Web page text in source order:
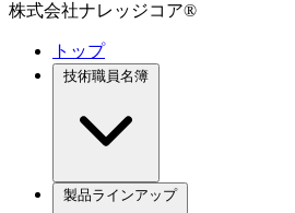
株式会社ナレッジコア®
トップ
技術職員名簿
製品ラインアップ